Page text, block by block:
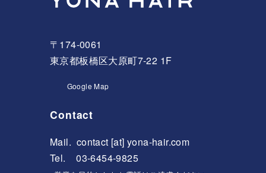
〒174-0061
東京都板橋区大原町7-22 1F
Google Map
Contact
Mail. contact [at] yona-hair.com
Tel. 03-6454-9825